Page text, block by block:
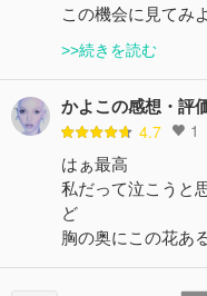
この機会に見てみ
>>続きを読む
かよこの感想・評
4.7 1
はぁ最高
私だって泣こうと
ど
胸の奥にこの花あ